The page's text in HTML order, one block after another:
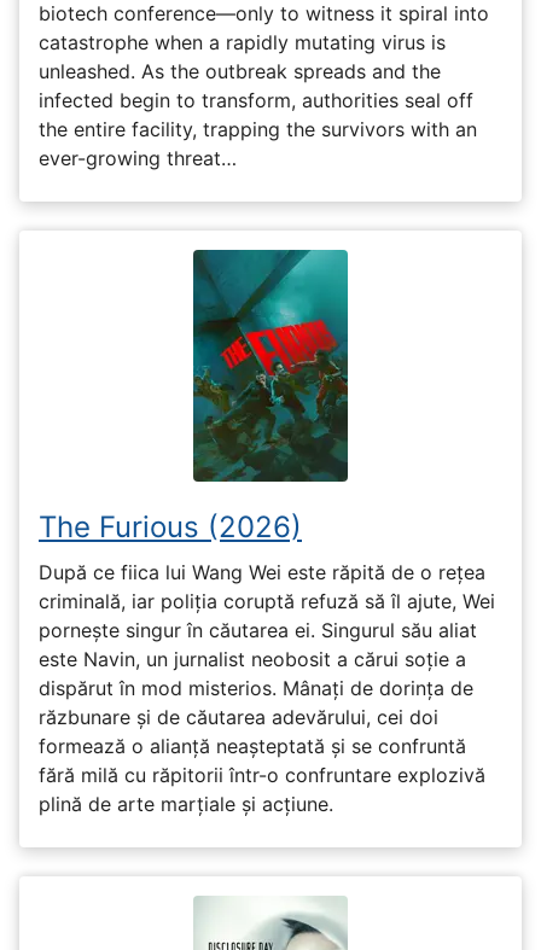
biotech conference—only to witness it spiral into
catastrophe when a rapidly mutating virus is
unleashed. As the outbreak spreads and the
infected begin to transform, authorities seal off
the entire facility, trapping the survivors with an
ever-growing threat…
The Furious (2026)
După ce fiica lui Wang Wei este răpită de o rețea
criminală, iar poliția coruptă refuză să îl ajute, Wei
pornește singur în căutarea ei. Singurul său aliat
este Navin, un jurnalist neobosit a cărui soție a
dispărut în mod misterios. Mânați de dorința de
răzbunare și de căutarea adevărului, cei doi
formează o alianță neașteptată și se confruntă
fără milă cu răpitorii într-o confruntare explozivă
plină de arte marțiale și acțiune.